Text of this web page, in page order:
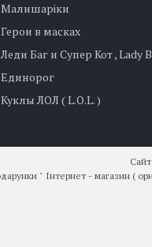
Малишаріки
Герои в масках
Леди Баг и Супер Кот , Lady
Единорог
Куклы ЛОЛ ( L.O.L. )